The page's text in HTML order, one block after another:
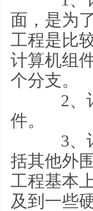
面，是为
工程是比
计算机组
个分支。
2、计
件。
3、计
括其他外
工程基本
及到一些